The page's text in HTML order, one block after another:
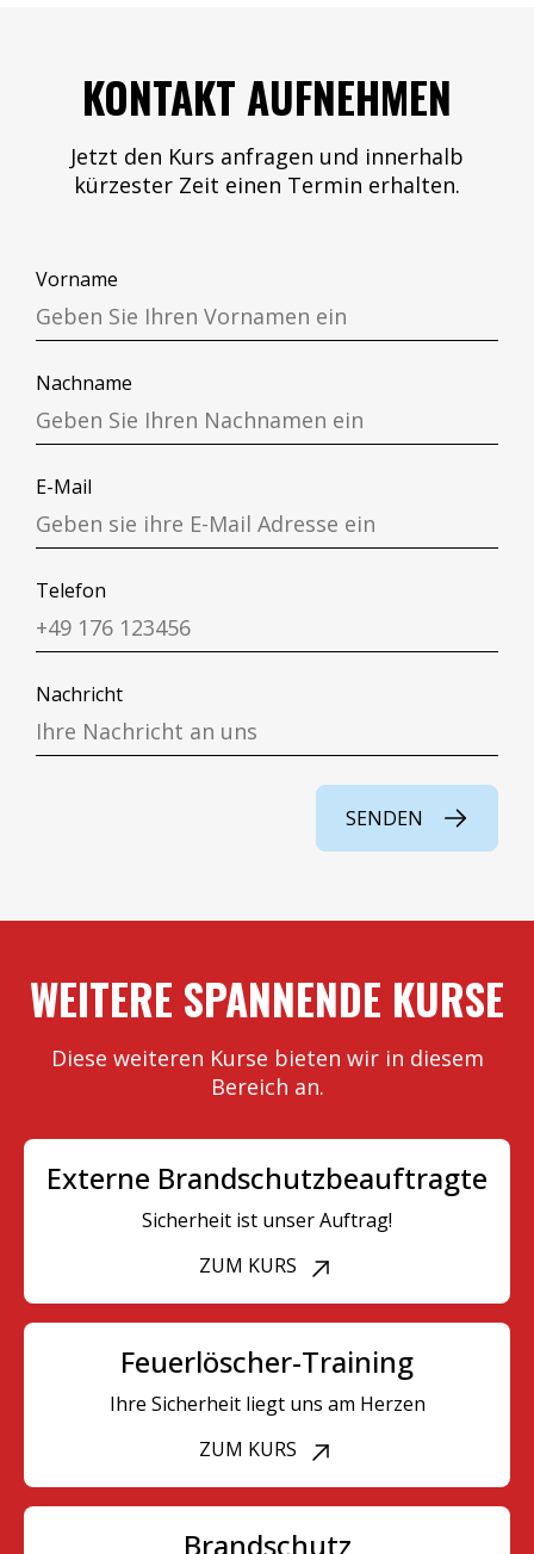
KONTAKT AUFNEHMEN
Jetzt den Kurs anfragen und innerhalb
kürzester Zeit einen Termin erhalten.
Vorname
Nachname
E-Mail
Telefon
Nachricht
WEITERE SPANNENDE KURSE
Diese weiteren Kurse bieten wir in diesem
Bereich an.
Externe Brandschutzbeauftragte
Sicherheit ist unser Auftrag!
ZUM KURS
Feuerlöscher-Training
Ihre Sicherheit liegt uns am Herzen
ZUM KURS
Brandschutz